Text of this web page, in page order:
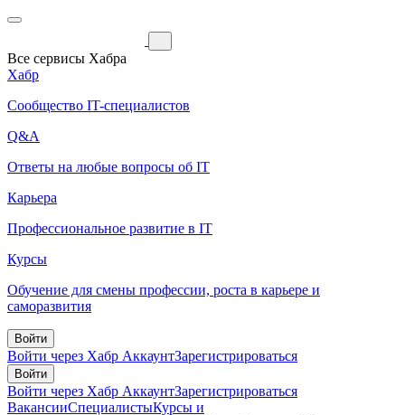
Все сервисы Хабра
Хабр
Сообщество IT-специалистов
Q&A
Ответы на любые вопросы об IT
Карьера
Профессиональное развитие в IT
Курсы
Обучение для смены профессии, роста в карьере и
саморазвития
Войти
Войти через Хабр АккаунтЗарегистрироваться
Войти
Войти через Хабр АккаунтЗарегистрироваться
ВакансииСпециалистыКурсы и